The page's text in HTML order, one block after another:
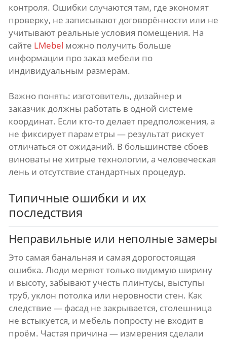
контроля. Ошибки случаются там, где экономят
проверку, не записывают договорённости или не
учитывают реальные условия помещения. На
сайте LMebel можно получить больше
информации про заказ мебели по
индивидуальным размерам.
Важно понять: изготовитель, дизайнер и
заказчик должны работать в одной системе
координат. Если кто-то делает предположения, а
не фиксирует параметры — результат рискует
отличаться от ожиданий. В большинстве сбоев
виноваты не хитрые технологии, а человеческая
лень и отсутствие стандартных процедур.
Типичные ошибки и их
последствия
Неправильные или неполные замеры
Это самая банальная и самая дорогостоящая
ошибка. Люди меряют только видимую ширину
и высоту, забывают учесть плинтусы, выступы
труб, уклон потолка или неровности стен. Как
следствие — фасад не закрывается, столешница
не встыкуется, и мебель попросту не входит в
проём. Частая причина — измерения сделали